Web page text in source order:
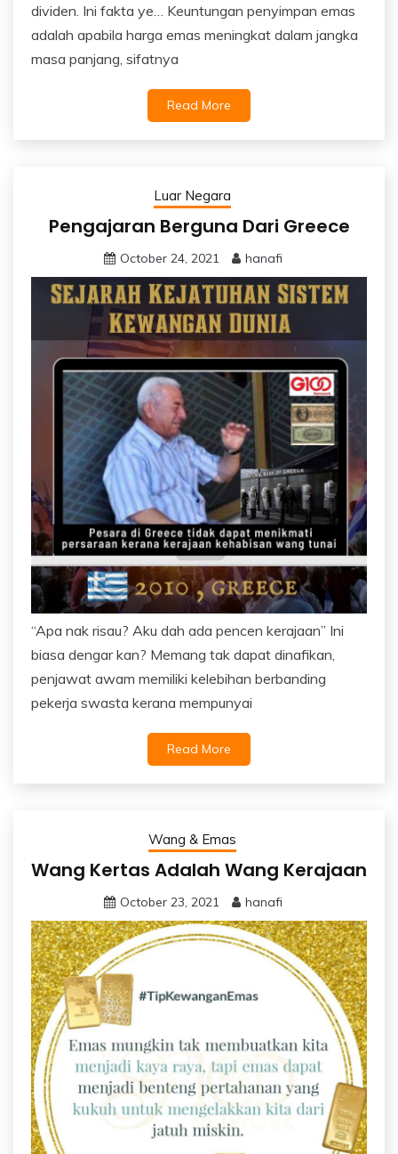
dividen. Ini fakta ye… Keuntungan penyimpan emas
adalah apabila harga emas meningkat dalam jangka
masa panjang, sifatnya
Read More
Luar Negara
Pengajaran Berguna Dari Greece
October 24, 2021 hanafi
“Apa nak risau? Aku dah ada pencen kerajaan” Ini
biasa dengar kan? Memang tak dapat dinafikan,
penjawat awam memiliki kelebihan berbanding
pekerja swasta kerana mempunyai
Read More
Wang & Emas
Wang Kertas Adalah Wang Kerajaan
October 23, 2021 hanafi